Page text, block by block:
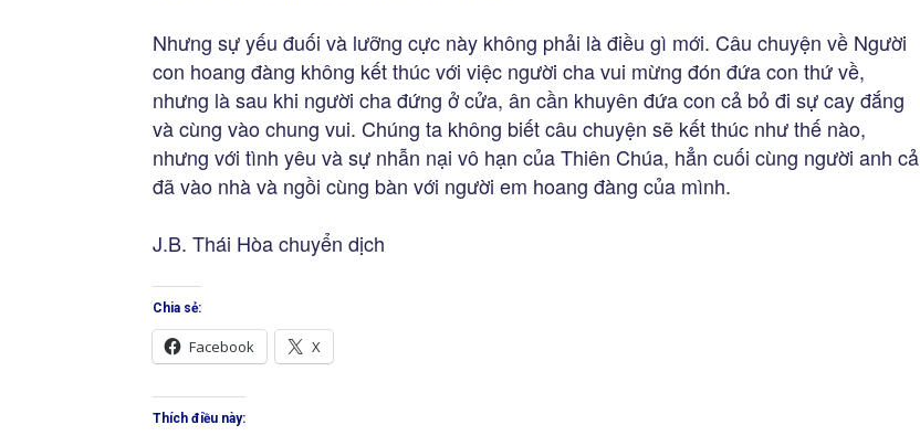
Nhưng sự yếu đuối và lưỡng cực này không phải là điều gì mới. Câu chuyện về Người
con hoang đàng không kết thúc với việc người cha vui mừng đón đứa con thứ về,
nhưng là sau khi người cha đứng ở cửa, ân cần khuyên đứa con cả bỏ đi sự cay đắng
và cùng vào chung vui. Chúng ta không biết câu chuyện sẽ kết thúc như thế nào,
nhưng với tình yêu và sự nhẫn nại vô hạn của Thiên Chúa, hẳn cuối cùng người anh cả
đã vào nhà và ngồi cùng bàn với người em hoang đàng của mình.
J.B. Thái Hòa chuyển dịch
Chia sẻ:
Facebook X
Thích điều này: